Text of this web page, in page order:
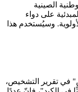
الصينية
على دواء
وسيُستخدم هذا
في تقرير التشخيص،